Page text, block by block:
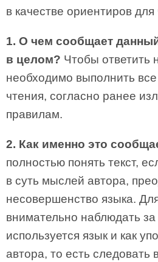
в качестве ориентиров для
1. О чем сообщает
в целом? Чтобы ответить
необходимо выполнить все
чтения, согласно ранее
правилам.
2. Как именно это
полностью понять текст,
в суть мыслей автора,
несовершенство языка.
внимательно наблюдать за
используется язык и как
автора, то есть следовать